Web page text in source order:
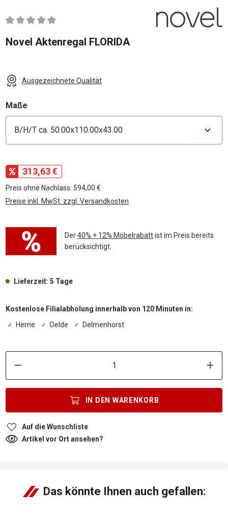
Durchschnittliche Bewertung von 0 von 5 Sternen
Novel Aktenregal FLORIDA
Ausgezeichnete Qualität
Maße
313,63 €
Preis ohne Nachlass: 594,00 €
Preise inkl. MwSt. zzgl. Versandkosten
Der40% + 12% Möbelrabattist im Preis bereits
berücksichtigt.
Lieferzeit: 5 Tage
Kostenlose Filialabholung innerhalb von 120 Minuten in:
Herne
Oelde Delmenhorst
IN DEN WARENKORB
Auf die Wunschliste
Artikel vor Ort ansehen?
Das könnte Ihnen auch gefallen: